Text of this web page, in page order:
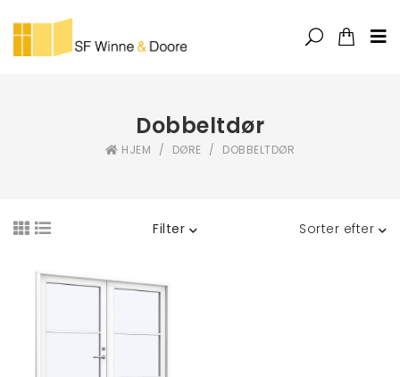
Dobbeltdør
HJEM / DØRE / DOBBELTDØR
Filter Sorter efter